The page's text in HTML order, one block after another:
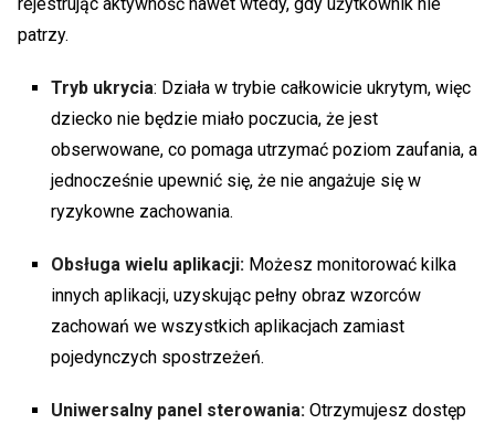
patrzy.
Tryb ukrycia: Działa w trybie całkowicie ukrytym, więc
dziecko nie będzie miało poczucia, że jest
obserwowane, co pomaga utrzymać poziom zaufania, a
jednocześnie upewnić się, że nie angażuje się w
ryzykowne zachowania.
Obsługa wielu aplikacji: Możesz monitorować kilka
innych aplikacji, uzyskując pełny obraz wzorców
zachowań we wszystkich aplikacjach zamiast
pojedynczych spostrzeżeń.
Uniwersalny panel sterowania: Otrzymujesz dostęp